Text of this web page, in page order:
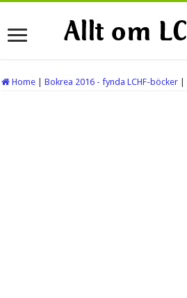
Home Bokrea 2016 - fynda LCHF-böcker